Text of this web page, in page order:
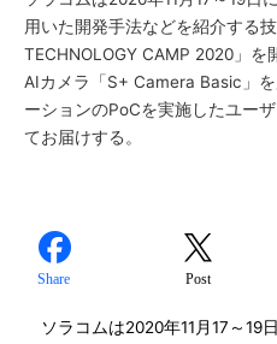
用いた開発手法などを紹介する
TECHNOLOGY CAMP 2020」
AIカメラ「S+ Camera Basic」
ーションのPoCを実施したユー
てお届けする。
Share Post
ソラコムは2020年11月17～19